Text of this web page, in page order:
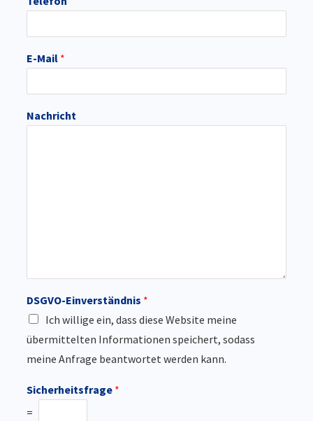
E-Mail *
Nachricht
DSGVO-Einverständnis *
Ich willige ein, dass diese Website meine
übermittelten Informationen speichert, sodass
meine Anfrage beantwortet werden kann.
Sicherheitsfrage *
=